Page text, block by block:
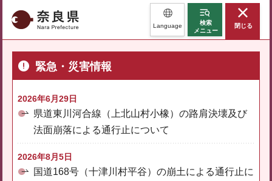
奈良県 Language
検索
メニュー
閉じる
緊急・災害情報
2026年6月29日
県道東川河合線（上北山村小橡）の路肩決壊及び
法面崩落による通行止について
2026年8月5日
国道168号（十津川村平谷）の崩土による通行止に